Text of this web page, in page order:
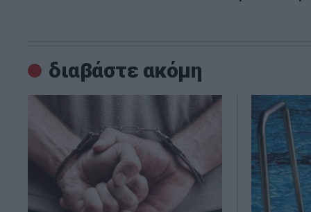
διαβάστε ακόμη